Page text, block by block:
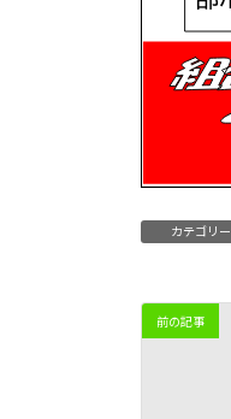
カテゴリー
前の記事